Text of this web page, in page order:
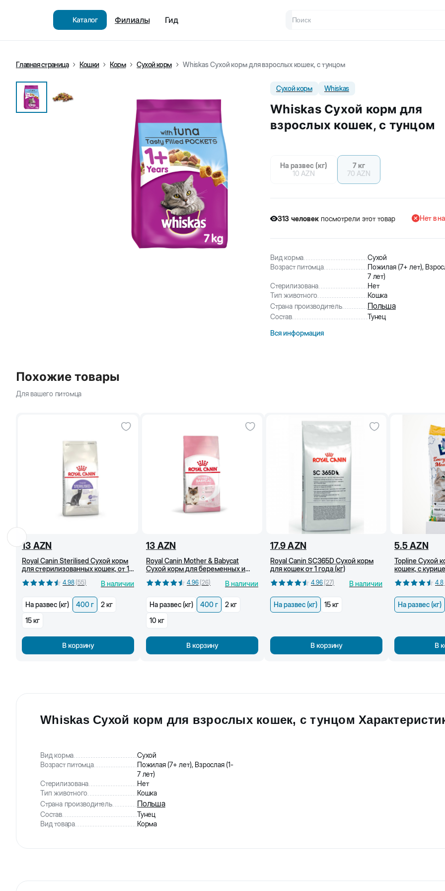
Каталог Филиалы Гид
Главная страница Кошки Корм Сухой корм Whiskas Сухой корм для взрослых кошек, с тунцом
Сухой корм Whiskas
Whiskas Сухой корм для
взрослых кошек, с тунцом
313 человек посмотрели этот товар
Нет в
На развес (кг)
10 AZN
7 кг
70 AZN
Вид корма
Сухой
Возраст питомца
Пожилая (7+ лет),
7 лет)
Стерилизована
Нет
Тип животного
Кошка
Страна производитель
Польша
Состав
Тунец
Вся информация
Похожие товары
Для вашего питомца
13 AZN
Royal Canin Sterilised Сухой корм
для стерилизованных кошек, от 1
4.98 (55) В наличии
На развес (кг) 400 г
2 кг
15 кг
В корзину
13 AZN
Royal Canin Mother & Babycat
Сухой корм для беременных и
4.96 (26) В наличии
На развес (кг) 400 г
2 кг
10 кг
В корзину
17.9 AZN
Royal Canin SC365D Сухой корм
для кошек от 1 года (кг)
4.96 (27) В наличии
На развес (кг) 15 кг
В корзину
5.5 AZN
Topline Сухой
кошек, с
4.8
На развес (кг)
В
Whiskas Сухой корм для взрослых кошек, с тунцом
Вид корма
Сухой
Возраст питомца
Пожилая (7+ лет), Взрослая (1-
7 лет)
Стерилизована
Нет
Тип животного
Кошка
Страна производитель
Польша
Состав
Тунец
Вид товара
Корма